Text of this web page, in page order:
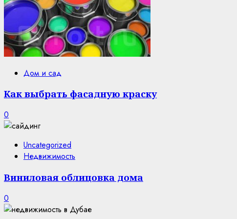
Дом и сад
Как выбрать фасадную краску
0
Uncategorized
Недвижимость
Виниловая облицовка дома
0